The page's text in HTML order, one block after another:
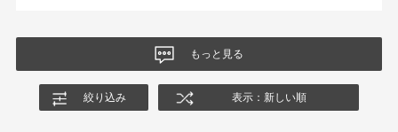
もっと見る
絞り込み 表示：新しい順